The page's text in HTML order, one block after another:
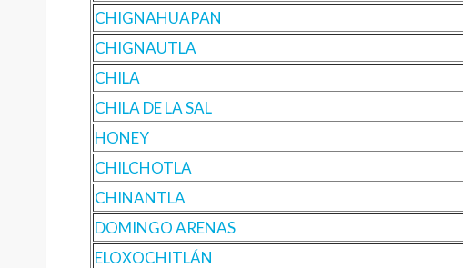
CHIGNAHUAPAN
CHIGNAUTLA
CHILA
CHILA DE LA SAL
HONEY
CHILCHOTLA
CHINANTLA
DOMINGO ARENAS
ELOXOCHITLÁN